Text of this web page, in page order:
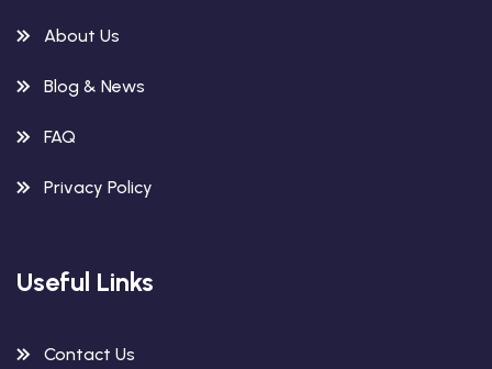
About Us
Blog & News
FAQ
Privacy Policy
Useful Links
Contact Us